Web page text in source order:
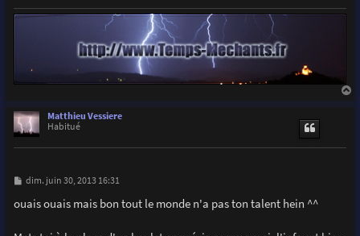
Matthieu Vessiere
Habitué
M
s
s
dim. juin 30, 2013 16:31
ouais ouais mais bon tout le monde n'a pas ton talent hein ^^